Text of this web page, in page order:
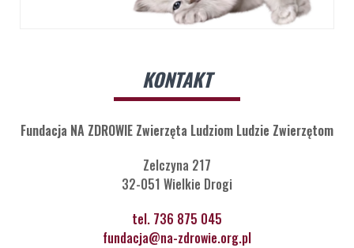
KONTAKT
Fundacja NA ZDROWIE Zwierzęta Ludziom Ludzie Zwierzętom
Zelczyna 217
32-051 Wielkie Drogi
tel. 736 875 045
fundacja@na-zdrowie.org.pl